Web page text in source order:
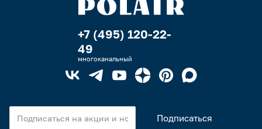
+7 (495) 120-22-
49
многоканальный